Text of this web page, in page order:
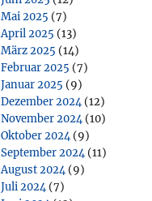
Mai 2025 (7)
April 2025 (13)
März 2025 (14)
Februar 2025 (7)
Januar 2025 (9)
Dezember 2024(12)
November 2024(10)
Oktober 2024(9)
September 2024(11)
August 2024(9)
Juli 2024(7)